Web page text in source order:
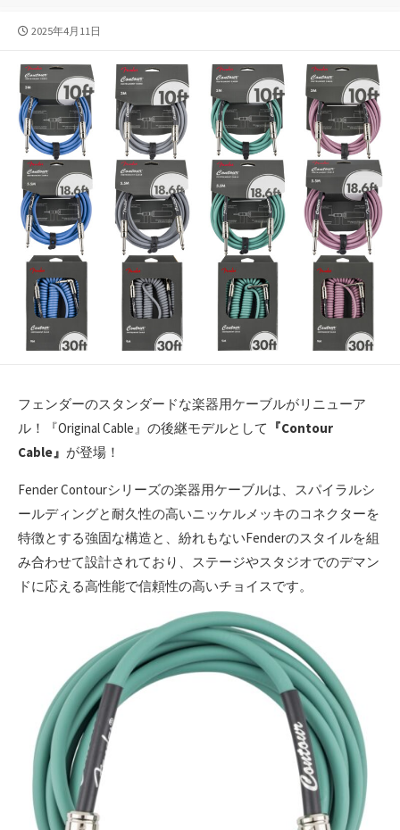
公
日
2025年4月11日
フェンダーのスタンダードな楽器用ケーブルがリニューア
ル！『Original Cable』の後継モデルとして 『Contour
Cable』 が登場！
Fender Contourシリーズの楽器用ケーブルは、スパイラルシ
ールディングと耐久性の高いニッケルメッキのコネクターを
特徴とする強固な構造と、紛れもないFenderのスタイルを組
み合わせて設計されており、ステージやスタジオでのデマン
ドに応える高性能で信頼性の高いチョイスです。